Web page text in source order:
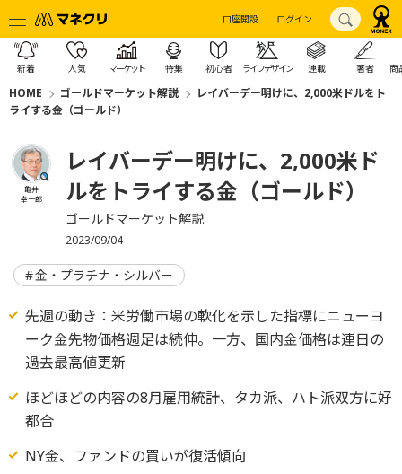
口座開設 ログイン
新着 人気 マーケット 特集 初心者 ライフデザイン 連載 著者 商
HOME ゴールドマーケット解説
レイバーデー明けに、2,000米ドルをト
ライする金（ゴールド）
亀井
幸一郎
レイバーデー明けに、2,000米ド
ルをトライする金（ゴールド）
ゴールドマーケット解説
2023/09/04
金・プラチナ・シルバー
先週の動き：米労働市場の軟化を示した指標にニューヨ
ーク金先物価格週足は続伸。一方、国内金価格は連日の
過去最高値更新
ほどほどの内容の8月雇用統計、タカ派、ハト派双方に好
都合
NY金、ファンドの買いが復活傾向